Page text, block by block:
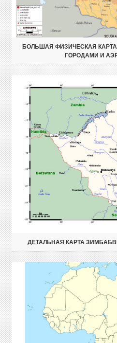
БОЛЬШАЯ ФИЗИЧЕСКАЯ
ГОРОДАМИ И
ДЕТАЛЬНАЯ КАРТА